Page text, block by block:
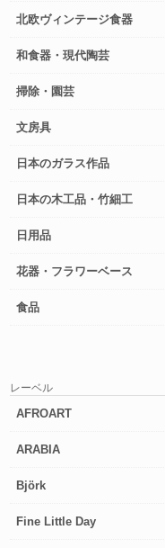
北欧ヴィンテージ食器
和食器・現代陶芸
掃除・園芸
文房具
日本のガラス作品
日本の木工品・竹細工
日用品
花器・フラワーベース
食品
レーベル
AFROART
ARABIA
Björk
Fine Little Day